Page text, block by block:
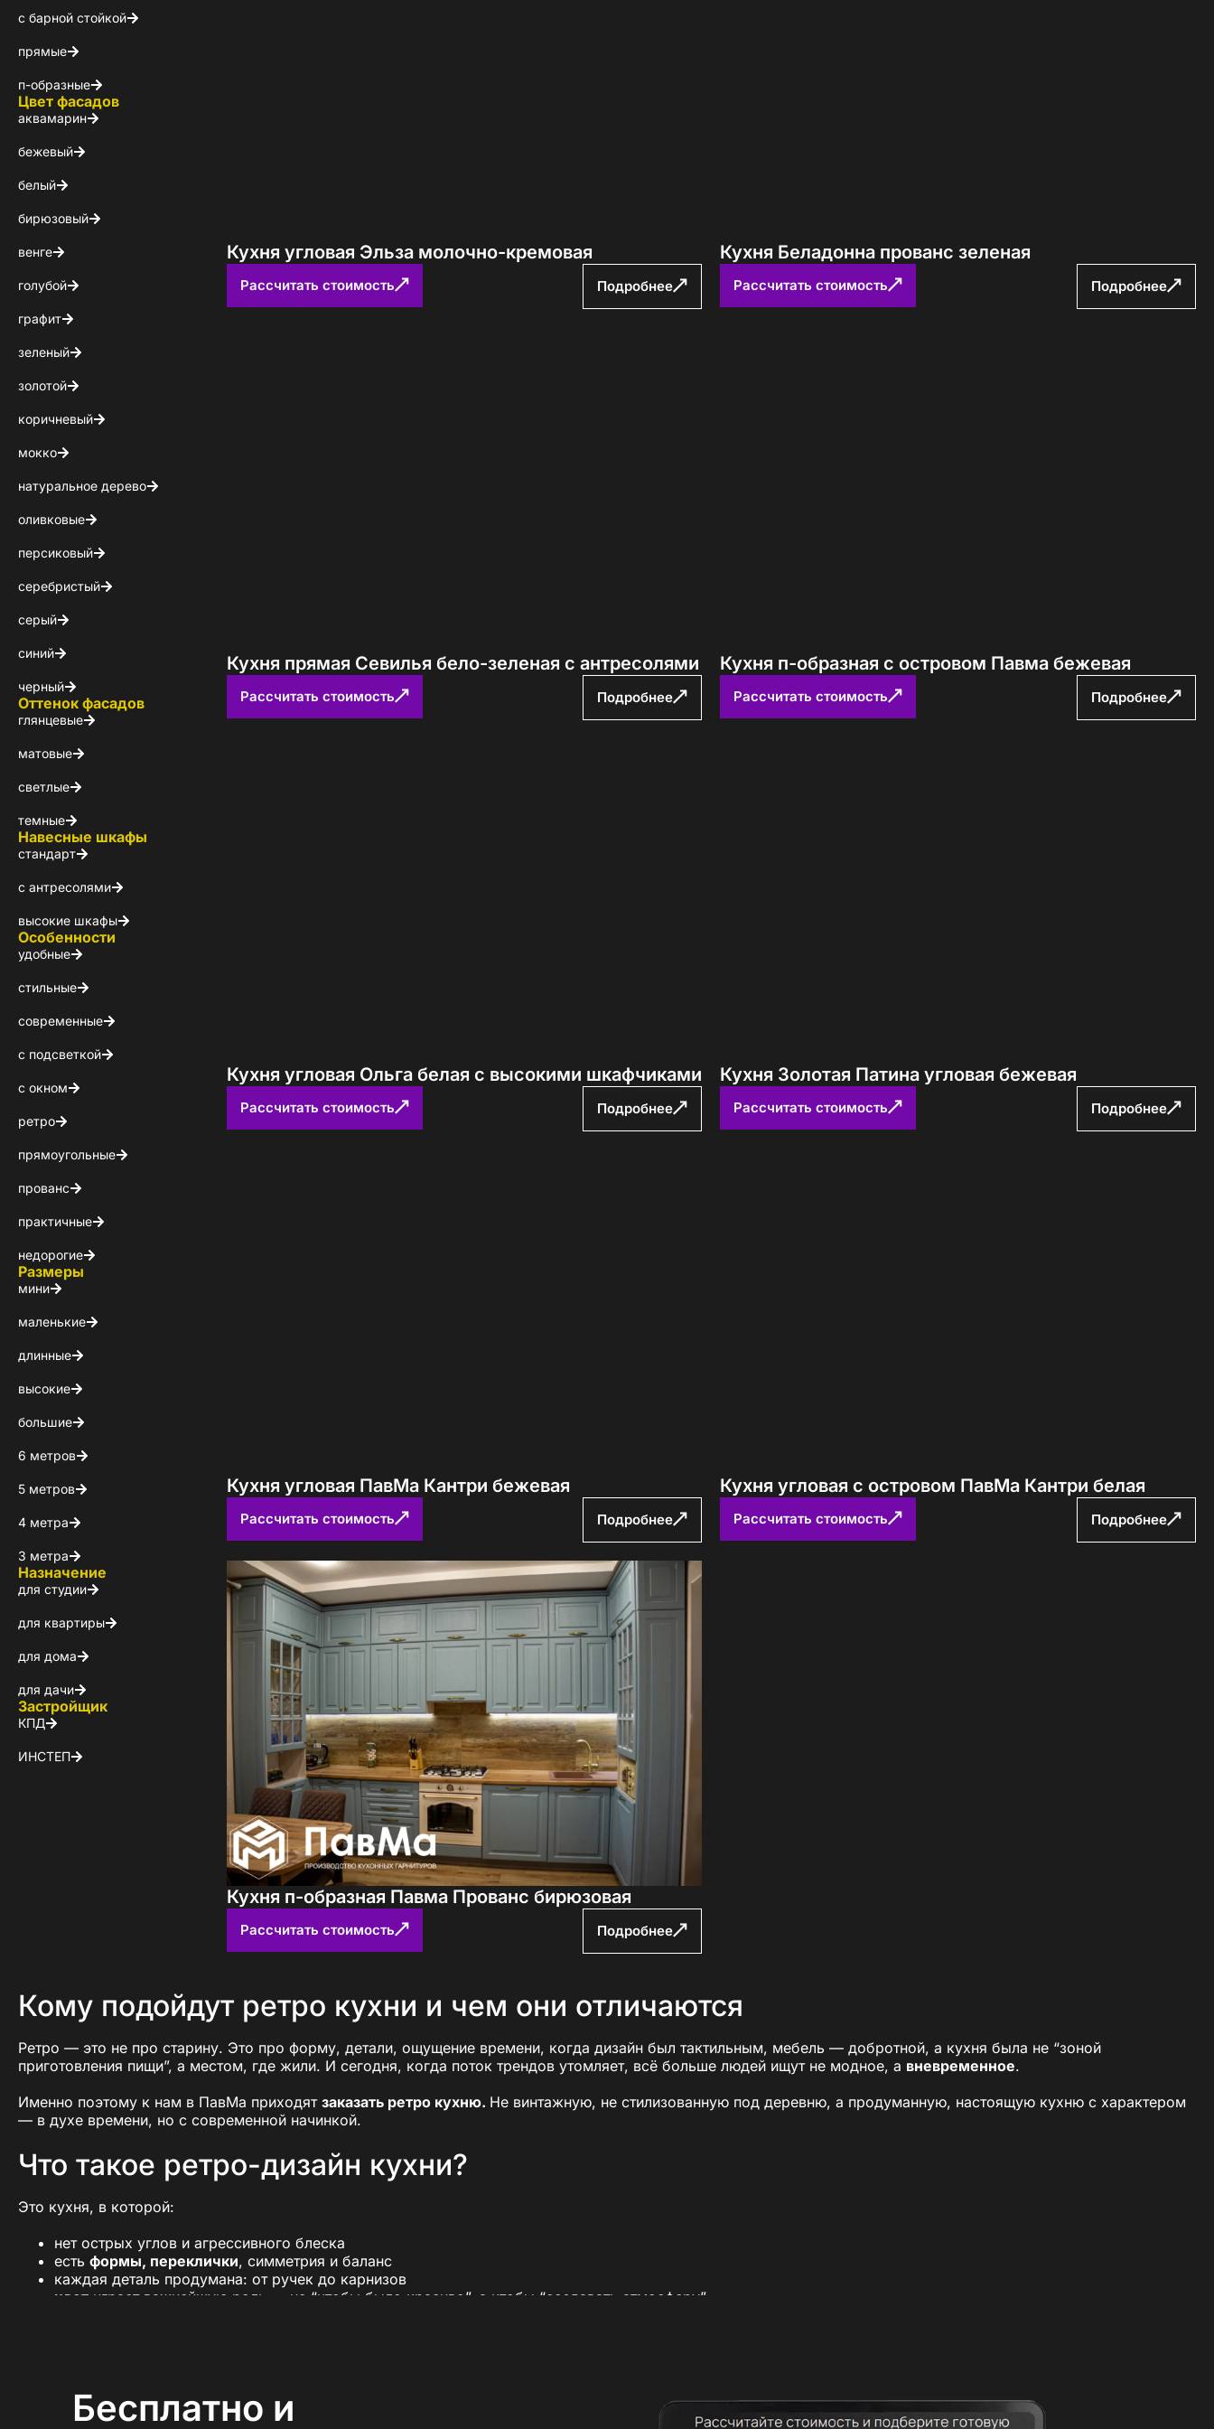
с барной стойкой
прямые
п-образные
Цвет фасадов
аквамарин
бежевый
белый
бирюзовый
венге
голубой
графит
зеленый
золотой
коричневый
мокко
натуральное дерево
оливковые
персиковый
серебристый
серый
синий
черный
Оттенок фасадов
глянцевые
матовые
светлые
темные
Навесные шкафы
стандарт
с антресолями
высокие шкафы
Особенности
удобные
стильные
современные
с подсветкой
с окном
ретро
прямоугольные
прованс
практичные
недорогие
Размеры
мини
маленькие
длинные
высокие
большие
6 метров
5 метров
4 метра
3 метра
Назначение
для студии
для квартиры
для дома
для дачи
Застройщик
КПД
ИНСТЕП
Кухня угловая Эльза молочно-кремовая
Рассчитать стоимость Подробнее
Кухня Беладонна прованс зеленая
Рассчитать стоимость Подробнее
Кухня прямая Севилья бело-зеленая с антресолями
Рассчитать стоимость Подробнее
Кухня п-образная с островом Павма бежевая
Рассчитать стоимость Подробнее
Кухня угловая Ольга белая с высокими шкафчиками
Рассчитать стоимость Подробнее
Кухня Золотая Патина угловая бежевая
Рассчитать стоимость Подробнее
Кухня угловая ПавМа Кантри бежевая
Рассчитать стоимость Подробнее
Кухня угловая с островом ПавМа Кантри белая
Рассчитать стоимость Подробнее
Кухня п-образная Павма Прованс бирюзовая
Рассчитать стоимость Подробнее
Кому подойдут ретро кухни и чем они отличаются
Ретро — это не про старину. Это про форму, детали, ощущение времени, когда дизайн был тактильным, мебель — добротной, а кухня была не “зоной
приготовления пищи”, а местом, где жили. И сегодня, когда поток трендов утомляет, всё больше людей ищут не модное, а вневременное.
Именно поэтому к нам в ПавМа приходят заказать ретро кухню. Не винтажную, не стилизованную под деревню, а продуманную, настоящую кухню с характером
— в духе времени, но с современной начинкой.
Что такое ретро-дизайн кухни?
Это кухня, в которой:
нет острых углов и агрессивного блеска
есть формы, переклички, симметрия и баланс
каждая деталь продумана: от ручек до карнизов
цвет играет важнейшую роль — не “чтобы было красиво”, а чтобы “создавать атмосферу”
ищет решение, котороене устареет через сезон
упить кухню в ретро стиле— это не про стилизацию “под бабушкин буфет”. Это про умный дизайн, в котором есть чувство времени, а не пародия на прошлое.
Бесплатно и
Получить файл сейчас
Я ознакомлен(а) сполитикой обработки ПДни даюсогласие
на обработку ПДн
КОНТАКТЫ
БЛОГ